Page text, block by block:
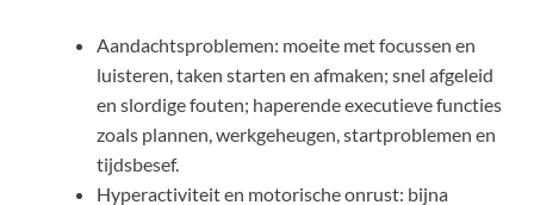
Aandachtsproblemen: moeite met focussen en
luisteren, taken starten en afmaken; snel afgeleid
en slordige fouten; haperende executieve functies
zoals plannen, werkgeheugen, startproblemen en
tijdsbesef.
Hyperactiviteit en motorische onrust: bijna